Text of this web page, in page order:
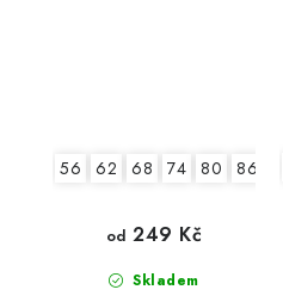
56 62 68 74 80 86
Skladem
od 249 Kč